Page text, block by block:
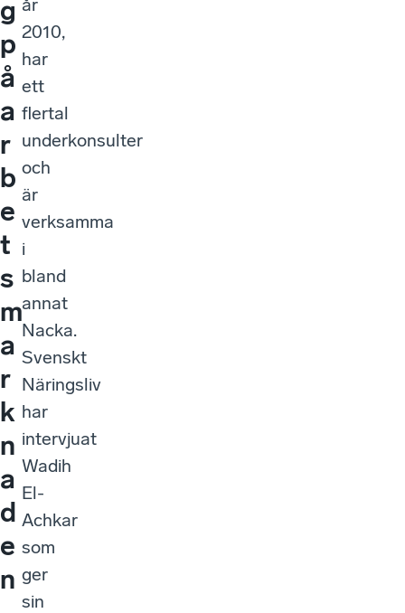
g
p
å
a
r
b
e
t
s
m
a
r
k
n
a
d
e
n
år
2010,
har
ett
flertal
underkonsulter
och
är
verksamma
i
bland
annat
Nacka.
Svenskt
Näringsliv
har
intervjuat
Wadih
El-
Achkar
som
ger
sin